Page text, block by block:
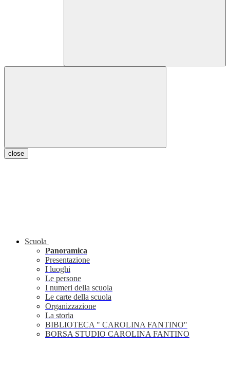
close
Scuola
Panoramica
Presentazione
I luoghi
Le persone
I numeri della scuola
Le carte della scuola
Organizzazione
La storia
BIBLIOTECA " CAROLINA FANTINO"
BORSA STUDIO CAROLINA FANTINO